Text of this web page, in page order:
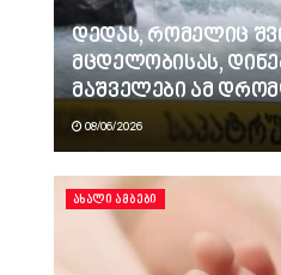
დედას, რომელიც
მცდელობისას,
მაშველები ამ
08/06/2026
ᲐᲮᲐᲚᲘ ᲐᲛᲑᲔᲑᲘ